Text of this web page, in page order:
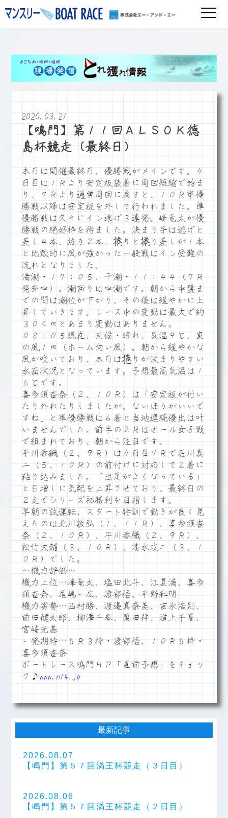
2020.03.21
【鳴門】第１１回ＡＬＳＯＫ徳
島杯競走（最終日）
本日は開催最終日、優勝戦がメインです。４
日目は１Ｒより安定板装着に周回短縮で始ま
り、７Ｒより通常周回に戻すと、１０Ｒ準優
勝戦以降は安定板を外して行われました。準
優勝戦は久々にイン逃げ３連発。峰竜太が優
勝戦の絶好枠を得ました。決まり手は逃げと
差し４本、抜き２本、捲りと捲り差しが１本
と比較的に風が強かった一般戦はイン受難の
流れとなりました。
満潮・１７：０５、干潮・１１：４４（７Ｒ
発売中）。潮回りは中潮です。朝から中盤ま
での間は潮位が下がり、その後は緩やかに上
昇していきます。レース中の変動は最大で約
３０ｃｍとあまり変動はありません。
０８：０５現在、天候・晴れ、気温９℃、東
の風１ｍ（ホーム向い風）。朝から緩やかな
風が吹いており、本日は捲りが決まりやすい
水面状況となっています。予想最高気温は１
６℃です。
喜多須杏奈（２、１０Ｒ）は「安定板が付い
たり外れたりしましたが、ないほうがいいで
すね」と準優勝戦は６着と当地連続優出は叶
いませんでした。前半の２Ｒはオール女子戦
で組まれており、朝から注目です。
平川香織（２、９Ｒ）は４日目７Ｒで石川真
二（５、１０Ｒ）の前付けに対応して２着に
粘り込みました。「出足がよくなっている」
と日増しに気配を上昇させており、最終日の
２走でシリーズ初勝利を目指します。
早朝の試運転、スタート特訓で動きが良く見
えたのは北川敏弘（１、１１Ｒ）、喜多須杏
奈（２、１０Ｒ）、平川香織（２、９Ｒ）、
松竹大輔（３、１０Ｒ）、清水攻二（３、１
０Ｒ）でした。
～機力評価～
機力上位…峰竜太、塩田北斗、江夏満、喜多
須杏奈、尾嶋一広、渡部悟、平野和明
機力劣勢…西村勝、渡邉真奈美、吉永浩則、
前田健太郎、柳澤千春、粟田祥、道上千夏、
宮崎光基
一発期待…５Ｒ３枠・渡部悟、１０Ｒ５枠・
喜多須杏奈
ボートレース鳴門ＨＰ「直前予想」をチェッ
ク♪www.n14.jp
最新記事
2026.08.07
【鳴門】第５７回渦王杯競走（３日目）
2026.08.06
【鳴門】第５７回渦王杯競走（２日目）